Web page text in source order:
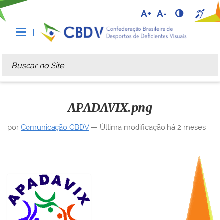
A+ A-
Busca
Busca Avançada…
APADAVIX.png
por Comunicação CBDV— Última modificação há 2 meses